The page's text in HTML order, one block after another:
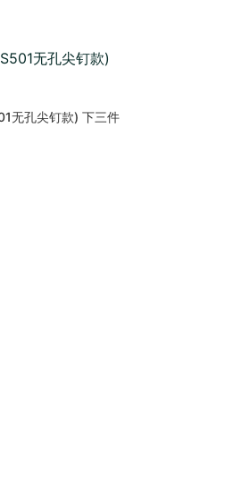
无孔尖钉款) 下三件